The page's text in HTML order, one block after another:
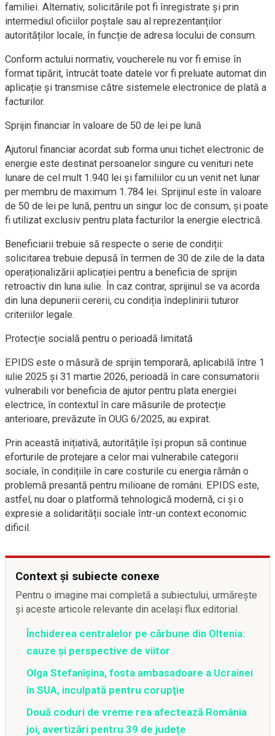
familiei. Alternativ, solicitările pot fi înregistrate și prin
intermediul oficiilor poștale sau al reprezentanților
autorităților locale, în funcție de adresa locului de consum.
Conform actului normativ, voucherele nu vor fi emise în
format tipărit, întrucât toate datele vor fi preluate automat din
aplicație și transmise către sistemele electronice de plată a
facturilor.
Sprijin financiar în valoare de 50 de lei pe lună
Ajutorul financiar acordat sub forma unui tichet electronic de
energie este destinat persoanelor singure cu venituri nete
lunare de cel mult 1.940 lei și familiilor cu un venit net lunar
per membru de maximum 1.784 lei. Sprijinul este în valoare
de 50 de lei pe lună, pentru un singur loc de consum, și poate
fi utilizat exclusiv pentru plata facturilor la energie electrică.
Beneficiarii trebuie să respecte o serie de condiții:
solicitarea trebuie depusă în termen de 30 de zile de la data
operaționalizării aplicației pentru a beneficia de sprijin
retroactiv din luna iulie. În caz contrar, sprijinul se va acorda
din luna depunerii cererii, cu condiția îndeplinirii tuturor
criteriilor legale.
Protecție socială pentru o perioadă limitată
EPIDS este o măsură de sprijin temporară, aplicabilă între 1
iulie 2025 și 31 martie 2026, perioadă în care consumatorii
vulnerabili vor beneficia de ajutor pentru plata energiei
electrice, în contextul în care măsurile de protecție
anterioare, prevăzute în OUG 6/2025, au expirat.
Prin această inițiativă, autoritățile își propun să continue
eforturile de protejare a celor mai vulnerabile categorii
sociale, în condițiile în care costurile cu energia rămân o
problemă presantă pentru milioane de români. EPIDS este,
astfel, nu doar o platformă tehnologică modernă, ci și o
expresie a solidarității sociale într-un context economic
dificil.
Context și subiecte conexe
Pentru o imagine mai completă a subiectului, urmărește
și aceste articole relevante din același flux editorial.
Închiderea centralelor pe cărbune din Oltenia:
cauze și perspective de viitor
Olga Stefanîşina, fosta ambasadoare a Ucrainei
în SUA, inculpată pentru corupţie
Două coduri de vreme rea afectează România
joi, avertizări pentru 39 de județe